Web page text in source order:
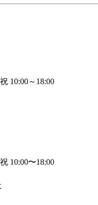
10:00～18:00
10:00〜18:00